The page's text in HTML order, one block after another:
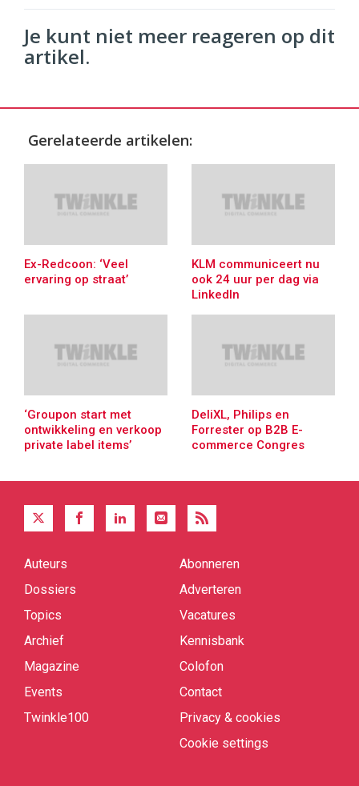
Je kunt niet meer reageren op dit
artikel.
Gerelateerde artikelen:
Ex-Redcoon: ‘Veel
ervaring op straat’
KLM communiceert nu
ook 24 uur per dag via
LinkedIn
‘Groupon start met
ontwikkeling en verkoop
private label items’
DeliXL, Philips en
Forrester op B2B E-
commerce Congres
Quick
Auteurs
Dossiers
Topics
Archief
Magazine
Events
Twinkle100
Abonneren
Adverteren
Vacatures
Kennisbank
Colofon
Contact
Privacy & cookies
Cookie settings